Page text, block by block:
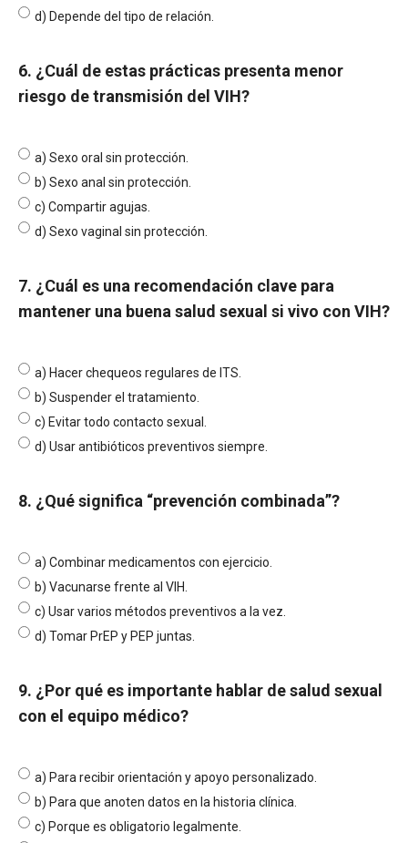
d) Depende del tipo de relación.
6. ¿Cuál de estas prácticas presenta menor
riesgo de transmisión del VIH?
a) Sexo oral sin protección.
b) Sexo anal sin protección.
c) Compartir agujas.
d) Sexo vaginal sin protección.
7. ¿Cuál es una recomendación clave para
mantener una buena salud sexual si vivo con VIH?
a) Hacer chequeos regulares de ITS.
b) Suspender el tratamiento.
c) Evitar todo contacto sexual.
d) Usar antibióticos preventivos siempre.
8. ¿Qué significa “prevención combinada”?
a) Combinar medicamentos con ejercicio.
b) Vacunarse frente al VIH.
c) Usar varios métodos preventivos a la vez.
d) Tomar PrEP y PEP juntas.
9. ¿Por qué es importante hablar de salud sexual
con el equipo médico?
a) Para recibir orientación y apoyo personalizado.
b) Para que anoten datos en la historia clínica.
c) Porque es obligatorio legalmente.